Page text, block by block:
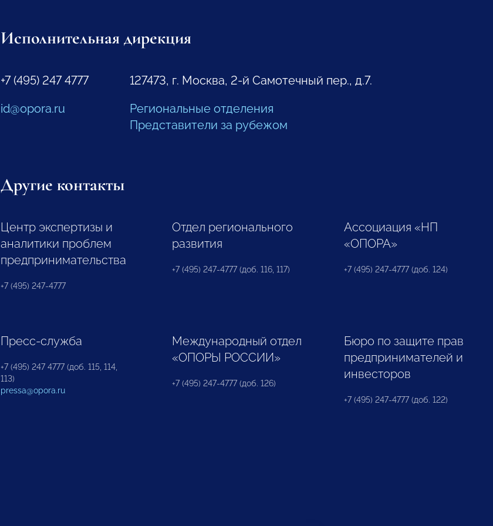
Исполнительная дирекция
+7 (495) 247 4777
id@opora.ru
127473, г. Москва, 2-й Самотечный пер., д.7.
Региональные отделения
Представители за рубежом
Другие контакты
Центр экспертизы и
аналитики проблем
предпринимательства
+7 (495) 247-4777
Отдел регионального
развития
+7 (495) 247-4777 (доб. 116, 117)
Ассоциация «НП
«ОПОРА»
+7 (495) 247-4777 (доб. 124)
Пресс-служба
+7 (495) 247 4777 (доб. 115, 114,
113)
pressa@opora.ru
Международный отдел
«ОПОРЫ РОССИИ»
+7 (495) 247-4777 (доб. 126)
Бюро по защите прав
предпринимателей и
инвесторов
+7 (495) 247-4777 (доб. 122)